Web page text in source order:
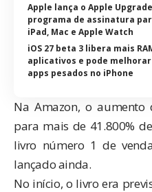
Apple lança o Apple
programa de assinatura
iPad, Mac e Apple Watch
iOS 27 beta 3 libera mais
aplicativos e pode
apps pesados no iPhone
Na Amazon, o
para mais de 41.800%
livro número 1 de
lançado ainda.
No início, o livro era